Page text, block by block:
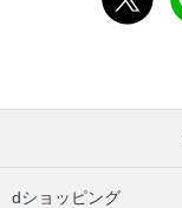
dショッピング